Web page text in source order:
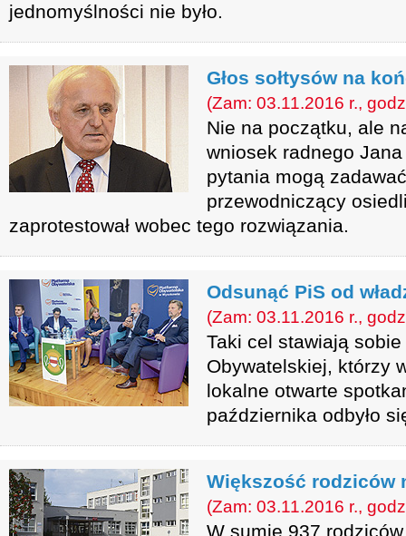
jednomyślności nie było.
Głos sołtysów na
(Zam: 03.11.2016 r.,
Nie na początku, ale
wniosek radnego
pytania mogą
przewodniczący
zaprotestował wobec tego rozwiązania.
Odsunąć PiS od
(Zam: 03.11.2016 r.,
Taki cel stawiają
Obywatelskiej, którzy
lokalne otwarte
października odbyło
Większość rodziców
(Zam: 03.11.2016 r.,
W sumie 937